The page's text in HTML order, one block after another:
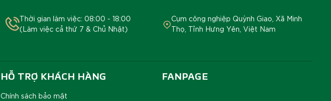
Thời gian làm việc: 08:00 - 18:00
(Làm việc cả thứ 7 & Chủ Nhật)
Cụm công nghiệp Quỳnh Giao, Xã Minh
Thọ, Tỉnh Hưng Yên, Việt Nam
HỖ TRỢ KHÁCH HÀNG
Chính sách bảo mật
FANPAGE